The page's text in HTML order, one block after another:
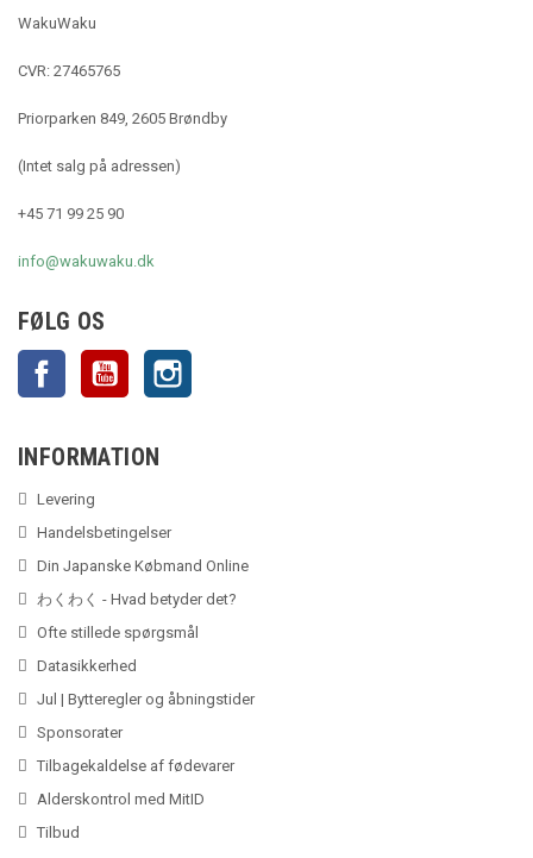
WakuWaku
CVR: 27465765
Priorparken 849, 2605 Brøndby
(Intet salg på adressen)
+45 71 99 25 90
info@wakuwaku.dk
FØLG OS
Facebook YouTube
INFORMATION
Levering
Handelsbetingelser
Din Japanske Købmand Online
わくわく - Hvad betyder det?
Ofte stillede spørgsmål
Datasikkerhed
Jul | Bytteregler og åbningstider
Sponsorater
Tilbagekaldelse af fødevarer
Alderskontrol med MitID
Tilbud